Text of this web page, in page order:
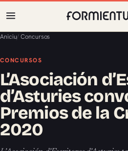
Aniciu/Concursos
CONCURSOS
L’Asociación
d’Asturies
Premios de la
2020